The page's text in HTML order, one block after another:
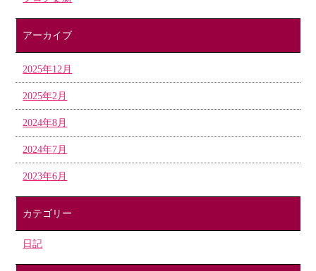
アーカイブ
2025年12月
2025年2月
2024年8月
2024年7月
2023年6月
カテゴリー
日記